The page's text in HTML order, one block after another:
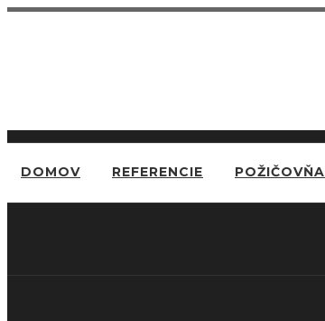
DOMOV REFERENCIE POŽIČOVŇA